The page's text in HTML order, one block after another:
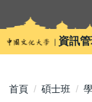
到
主
要
區
資訊
首頁 碩士班